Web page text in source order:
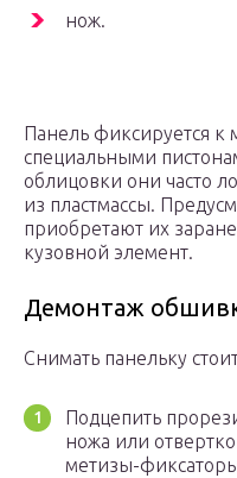
нож.
Панель фиксируется к
специальными
облицовки они часто
из пластмассы.
приобретают их
кузовной элемент.
Демонтаж
Снимать панельку
Подцепить
ножа или
метизы-